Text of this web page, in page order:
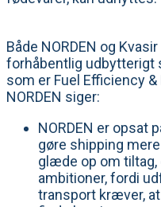
Både NORDEN og
forhåbentlig udbytterigt
som er Fuel Efficiency
NORDEN siger:
NORDEN er opsat
gøre shipping
glæde op om tiltag,
ambitioner, fordi
transport kræver,